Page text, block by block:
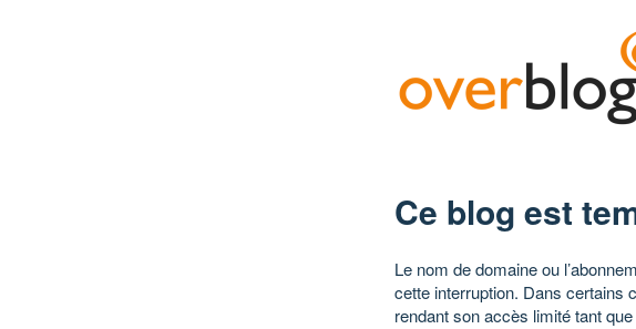
Ce blog est
Le nom de domaine ou
cette interruption. Dans certains
rendant son accès limité tant